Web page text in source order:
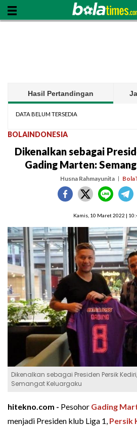
Hasil Pertandingan
DATA BELUM TERSEDIA
BOLAINDONESIA
Dikenalkan sebagai
Gading Marten:
Husna Rahmayunita
Kamis, 10 Maret 2022 |
Dikenalkan sebagai Presiden Persik
Semangat Keluargaku
hitekno.com - Pesohor Gading
menjadi Presiden klub Liga 1, Persik